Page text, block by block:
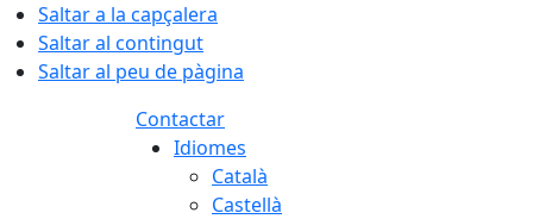
Saltar a la capçalera
Saltar al contingut
Saltar al peu de pàgina
Contactar
Idiomes
Català
Castellà